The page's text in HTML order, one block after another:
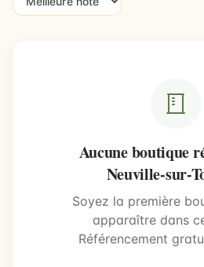
Aucune boutique
Neuville-sur-
Soyez la première
apparaître dans
Référencement